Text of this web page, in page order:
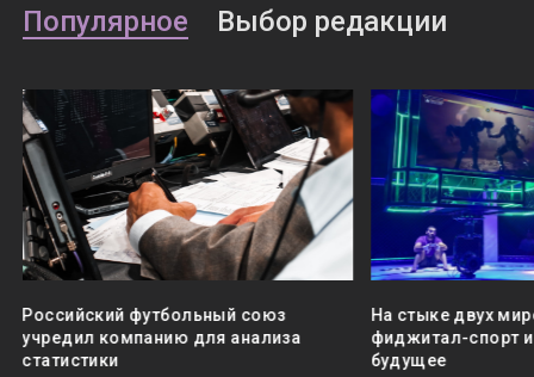
Популярное Выбор редакции
Российский футбольный союз
учредил компанию для анализа
статистики
На стыке двух
фиджитал-спорт
будущее